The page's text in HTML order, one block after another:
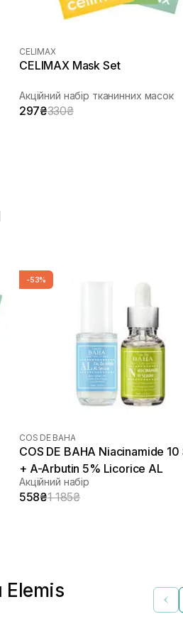
CELIMAX
CELIMAX Mask Set
Акційний набір тканинних масок
297₴330₴
-53%
COS DE BAHA
COS DE BAHA Niacinamide 10
+ A-Arbutin 5% Licorice AL
Акційний набір
558₴1 185₴
Elemis